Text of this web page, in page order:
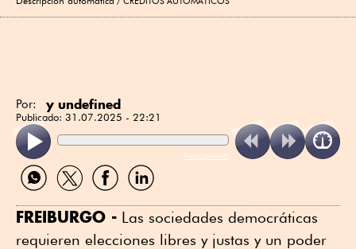
Por: y undefined
Publicado: 31.07.2025 - 22:21
ReadSpeaker
Compartir
por
Compartir
por
Compartir
por
Compartir
por
FREIBURGO - Las sociedades democráticas
requieren elecciones libres y justas y un poder